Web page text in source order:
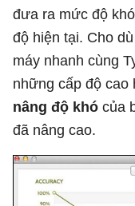
đưa ra mức độ
độ hiện tại. Cho
máy nhanh cùng
những cấp độ cao
nâng độ khó của
đã nâng cao.